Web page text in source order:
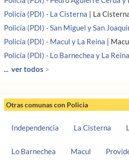
Policía (PDI) - La Cisterna | La
Policía (PDI) - San Miguel y San
Policía (PDI) - Macul y La Reina |
Policía (PDI) - Lo Barnechea y La Reina
... ver todos >
Otras comunas con Policía
Independencia La Cisterna
Lo Barnechea Macul